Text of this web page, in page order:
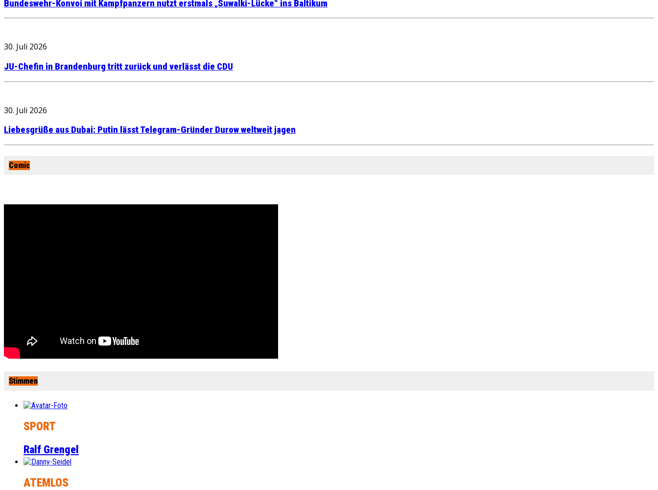
Bundeswehr-Konvoi mit Kampfpanzern nutzt erstmals „Suwalki-Lücke“ ins Baltikum
30. Juli 2026
JU-Chefin in Brandenburg tritt zurück und verlässt die CDU
30. Juli 2026
Liebesgrüße aus Dubai: Putin lässt Telegram-Gründer Durow weltweit jagen
Comic
Stimmen
SPORT
Ralf Grengel
ATEMLOS